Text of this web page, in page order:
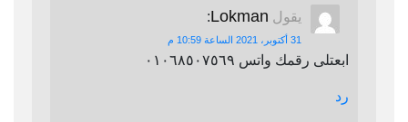
يقول Lokman
:
31 أكتوبر، 2021 الساعة 10:59 م
ابعتلى رقمك واتس ٠١٠٦٨٥٠٧٥٦٩
رد